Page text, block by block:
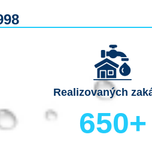
Realizovaných
650+